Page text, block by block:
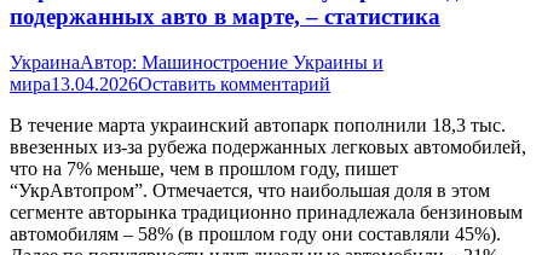
подержанных авто в марте, – статистика
УкраинаАвтор: Машиностроение Украины и
мира13.04.2026Оставить комментарий
В течение марта украинский автопарк пополнили 18,3 тыс.
ввезенных из-за рубежа подержанных легковых автомобилей,
что на 7% меньше, чем в прошлом году, пишет
“УкрАвтопром”. Отмечается, что наибольшая доля в этом
сегменте авторынка традиционно принадлежала бензиновым
автомобилям – 58% (в прошлом году они составляли 45%).